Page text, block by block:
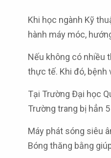
Khi học ngành Kỹ
hành máy móc,
Nếu không có nhiều
thực tế. Khi đó, bệnh
Tại Trường Đại học
Trường trang bị hẳn
Máy phát sóng siêu
Bóng thăng bằng